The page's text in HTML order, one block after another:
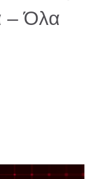
– Όλα